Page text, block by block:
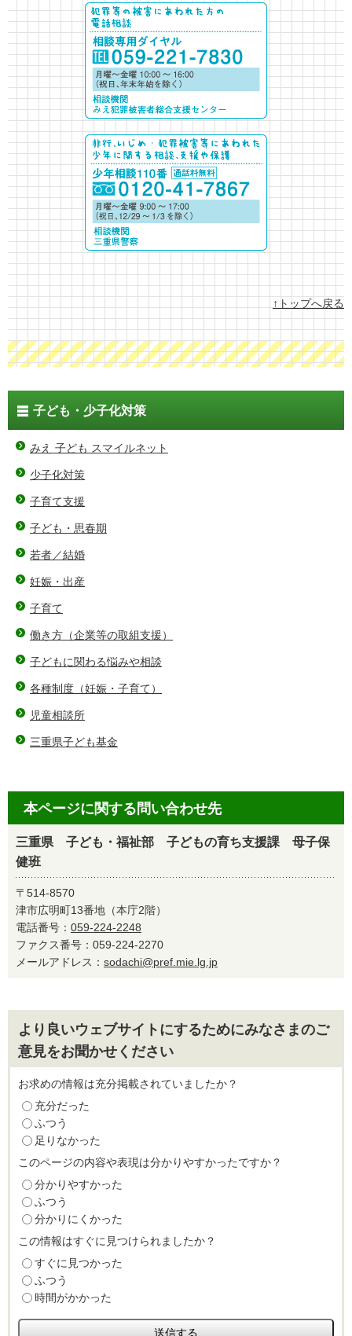
↑トップへ戻る
子ども・少子化対策
みえ 子ども スマイルネット
少子化対策
子育て支援
子ども・思春期
若者／結婚
妊娠・出産
子育て
働き方（企業等の取組支援）
子どもに関わる悩みや相談
各種制度（妊娠・子育て）
児童相談所
三重県子ども基金
本ページに関する問い合わせ先
三重県 子ども・福祉部 子どもの育ち支援課 母子保
健班
〒514-8570
津市広明町13番地（本庁2階）
電話番号： 059-224-2248
ファクス番号：059-224-2270
メールアドレス： sodachi@pref.mie.lg.jp
より良いウェブサイトにするためにみなさまのご
意見をお聞かせください
お求めの情報は充分掲載されていましたか？
充分だった
ふつう
足りなかった
このページの内容や表現は分かりやすかったですか？
分かりやすかった
ふつう
分かりにくかった
この情報はすぐに見つけられましたか？
すぐに見つかった
ふつう
時間がかかった